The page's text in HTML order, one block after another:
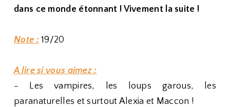
dans ce monde étonnant ! Vivement la suite !
Note :19/20
A lire si vous aimez :
- Les vampires, les loups garous, les
paranaturelles et surtout Alexia et Maccon !